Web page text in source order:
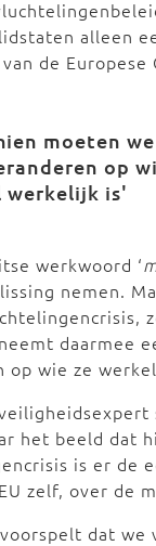
alleen
de Europese
moeten
op
werkelijk is'
werkwoord ‘
nemen.
daarmee
op wie ze
het beeld dat
is er de
zelf, over de
dat we